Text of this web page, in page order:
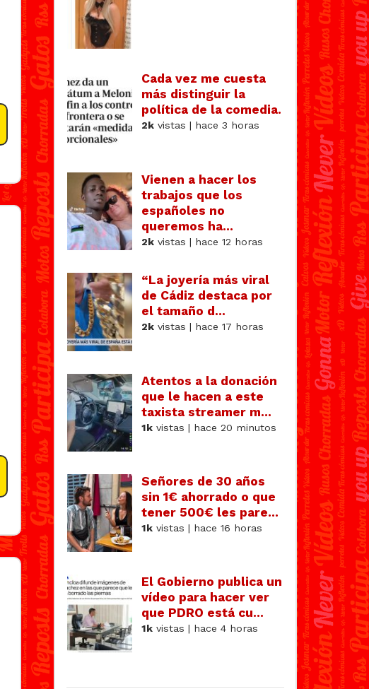
Cada vez me cuesta
más distinguir la
política de la comedia.
2kvistas | hace 3 horas
Vienen a hacer los
trabajos que los
españoles no
queremos ha...
2kvistas | hace 12 horas
“La joyería más viral
de Cádiz destaca por
el tamaño d...
2kvistas | hace 17 horas
Atentos a la donación
que le hacen a este
taxista streamer m...
1kvistas | hace 20 minutos
Señores de 30 años
sin 1€ ahorrado o que
tener 500€ les pare...
1kvistas | hace 16 horas
El Gobierno publica un
vídeo para hacer ver
que PDRO está cu...
1kvistas | hace 4 horas